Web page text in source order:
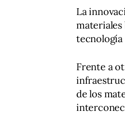
La
tecnología
Frente a
de los